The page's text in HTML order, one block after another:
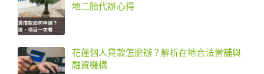
地二胎代辦心得
花蓮個人貸款怎麼辦？解析在地合法當舖與
融資機構